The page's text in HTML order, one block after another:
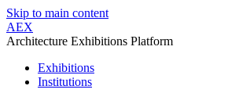
Skip to main content
AEX
Architecture Exhibitions Platform
Exhibitions
Institutions